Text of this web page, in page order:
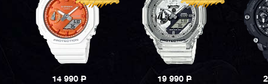
14 990P 19 990P